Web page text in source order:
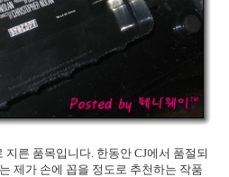
른 품목입니다. 한동안 CJ에서 품절되
제가 손에 꼽을 정도로 추천하는 작품